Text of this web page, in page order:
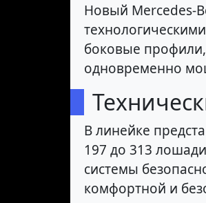
Новый Mercedes-
боковые
одновременно
В линейке
197 до 313
системы
комфортной и